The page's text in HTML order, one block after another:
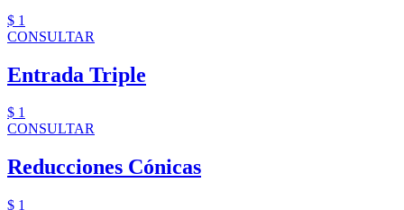
$ 1
CONSULTAR
Entrada Triple
$ 1
CONSULTAR
Reducciones Cónicas
$ 1